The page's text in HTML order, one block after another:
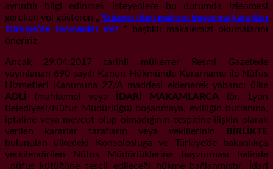
ayrıntılı bilgi edinmek isteyenlere bu durumda izlenmesi
gereken yol gösteren „ Yabancı idari makam boşanma kararları
Türkiye’de tanınabilir mi? “
başlıklı makalemizi okumalarını
öneririz.
Ancak 29.04.2017 tarihli mükerrer Resmi Gazetede
yayınlanan 690 sayılı Kanun Hükmünde Kararname ile Nüfus
Hizmetleri Kanununa 27/A maddesi eklenerek yabancı ülke
ADLİ
(mahkeme) veya İDARİ MAKAMLARCA (ör. Lyon
Belediyesi/Nüfus Müdürlüğü) boşanmaya, evliliğin butlanına,
iptaline veya mevcut olup olmadığının tespitine ilişkin olarak
verilen kararlar tarafların veya vekillerinin
BİRLİKTE
bulunulan ülkedeki Konsolosluğa ve Türkiye’de bakanlıkça
yetkilendirilen Nüfus Müdürlüklerine başvurması halinde
nüfus kütüğüne tescil edileceği hükme bağlanmıştır. İdari